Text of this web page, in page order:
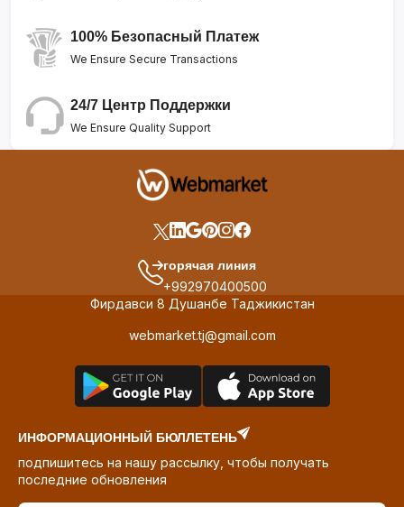
100% Безопасный Платеж
We Ensure Secure Transactions
24/7 Центр Поддержки
We Ensure Quality Support
горячая линия
+992970400500
Фирдавси 8 Душанбе Таджикистан
webmarket.tj@gmail.com
ИНФОРМАЦИОННЫЙ БЮЛЛЕТЕНЬ
подпишитесь на нашу рассылку, чтобы получать
последние обновления